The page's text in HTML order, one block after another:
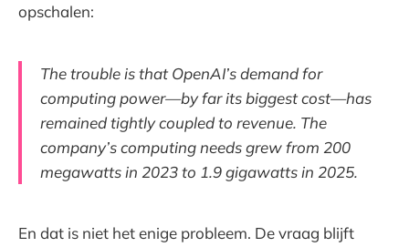
opschalen:
The trouble is that OpenAI’s demand for
computing power—by far its biggest cost—has
remained tightly coupled to revenue. The
company’s computing needs grew from 200
megawatts in 2023 to 1.9 gigawatts in 2025.
En dat is niet het enige probleem. De vraag blijft